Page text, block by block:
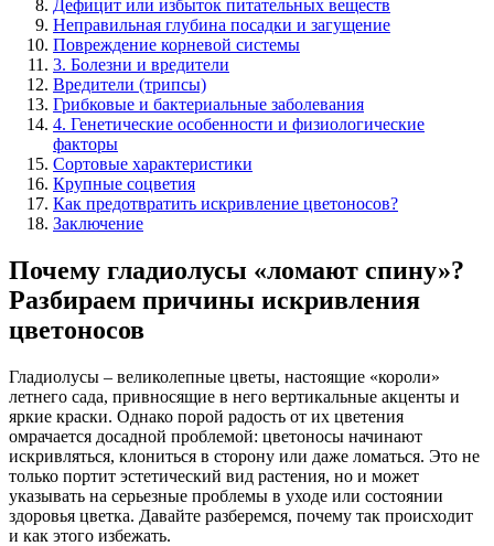
Дефицит или избыток питательных веществ
Неправильная глубина посадки и загущение
Повреждение корневой системы
3. Болезни и вредители
Вредители (трипсы)
Грибковые и бактериальные заболевания
4. Генетические особенности и физиологические
факторы
Сортовые характеристики
Крупные соцветия
Как предотвратить искривление цветоносов?
Заключение
Почему гладиолусы «ломают спину»?
Разбираем причины искривления
цветоносов
Гладиолусы – великолепные цветы, настоящие «короли»
летнего сада, привносящие в него вертикальные акценты и
яркие краски. Однако порой радость от их цветения
омрачается досадной проблемой: цветоносы начинают
искривляться, клониться в сторону или даже ломаться. Это не
только портит эстетический вид растения, но и может
указывать на серьезные проблемы в уходе или состоянии
здоровья цветка. Давайте разберемся, почему так происходит
и как этого избежать.